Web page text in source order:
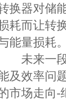
换器对储
耗而让转
能量损耗
未来一段
及效率问
市场走向-